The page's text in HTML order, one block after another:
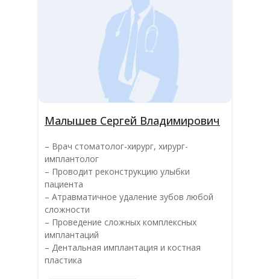
Малышев Сергей Владимирович
– Врач стоматолог-хирург, хирург-
имплантолог
– Проводит реконструкцию улыбки
пациента
– Атравматичное удаление зубов любой
сложности
– Проведение сложных комплексных
имплантаций
– Дентальная имплантация и костная
пластика